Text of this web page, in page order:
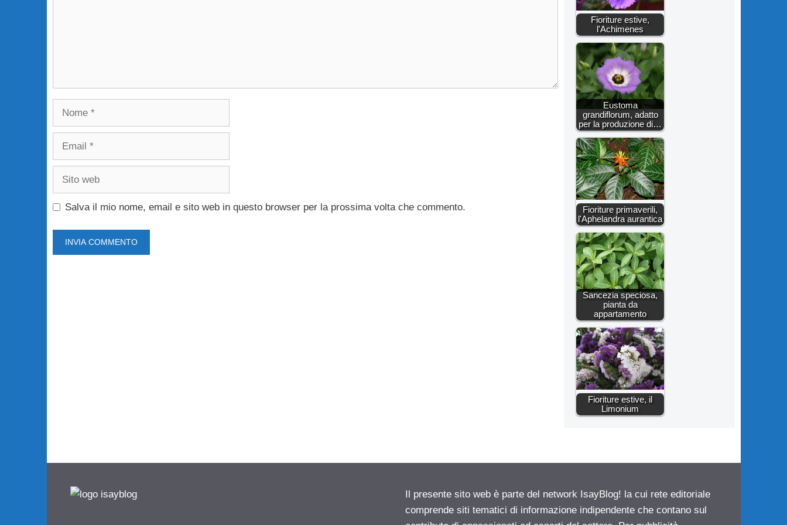
Nome
Email
Sito
Salva il mio nome, email e sito web in questo browser per la prossima volta che commento.
Fioriture estive,
l'Achimenes
Eustoma
grandiflorum, adatto
per la produzione di…
Fioriture primaverili,
l'Aphelandra aurantica
Sancezia speciosa,
pianta da
appartamento
Fioriture estive, il
Limonium
Il presente sito web è parte del network IsayBlog! la cui rete editoriale
comprende siti tematici di informazione indipendente che contano sul